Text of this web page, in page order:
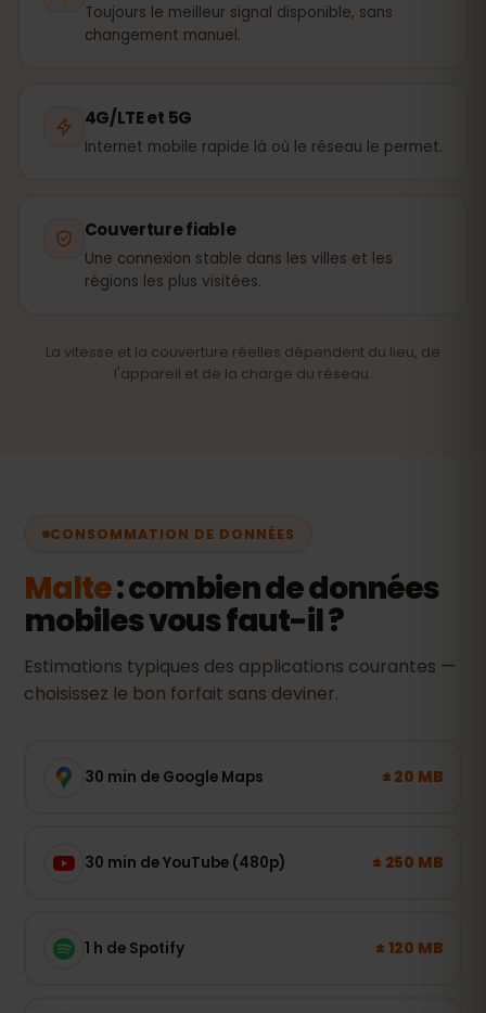
Toujours le meilleur signal disponible, sans
changement manuel.
4G/LTE et 5G
Internet mobile rapide là où le réseau le permet.
Couverture fiable
Une connexion stable dans les villes et les
régions les plus visitées.
La vitesse et la couverture réelles dépendent du lieu, de
l'appareil et de la charge du réseau.
CONSOMMATION DE DONNÉES
Malte: combien de données
mobiles vous faut-il ?
Estimations typiques des applications courantes —
choisissez le bon forfait sans deviner.
30 min de Google Maps ± 20 MB
30 min de YouTube (480p) ± 250 MB
1 h de Spotify ± 120 MB